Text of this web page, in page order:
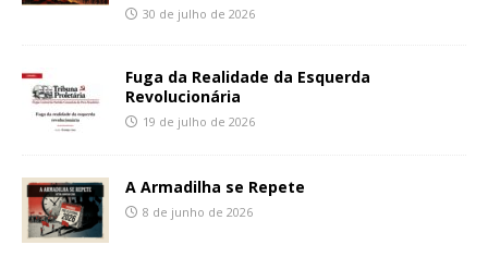
30 de julho de 2026
Fuga da Realidade da Esquerda
Revolucionária
19 de julho de 2026
A Armadilha se Repete
8 de junho de 2026